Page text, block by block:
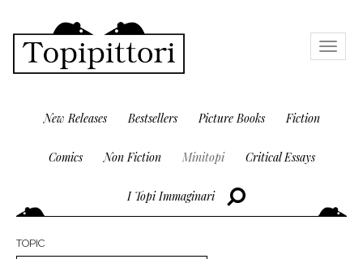
main
Toggle
New Releases Bestsellers Picture Books Fiction
Comics Non Fiction Minitopi Critical Essays
I Topi Immaginari Cerca
TOPIC